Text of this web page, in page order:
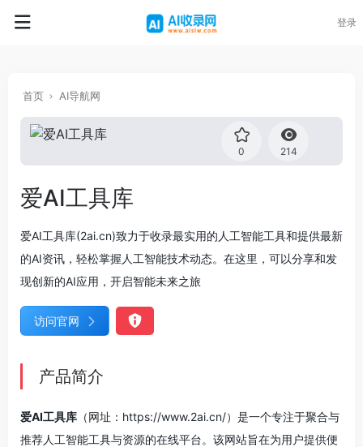
登录
首页 AI导航网
0 214
爱AI工具库
爱AI工具库(2ai.cn)致力于收录最实用的人工智能工具和提供最新
的AI资讯，轻松掌握人工智能技术动态。在这里，可以分享和发
现创新的AI应用，开启智能未来之旅
访问官网
产品简介
爱AI工具库 （网址：https://www.2ai.cn/）是一个专注于聚合与
推荐人工智能工具与资源的在线平台。该网站旨在为用户提供便